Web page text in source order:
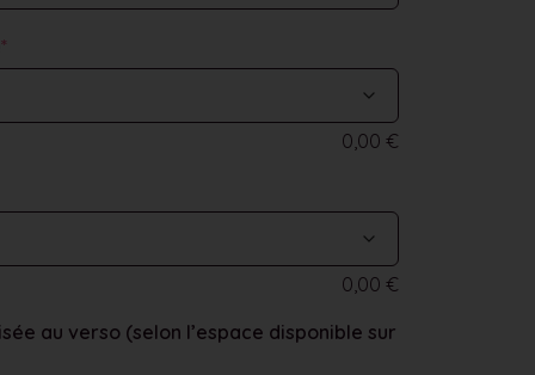
*
0,00 €
0,00 €
au verso (selon l’espace disponible sur